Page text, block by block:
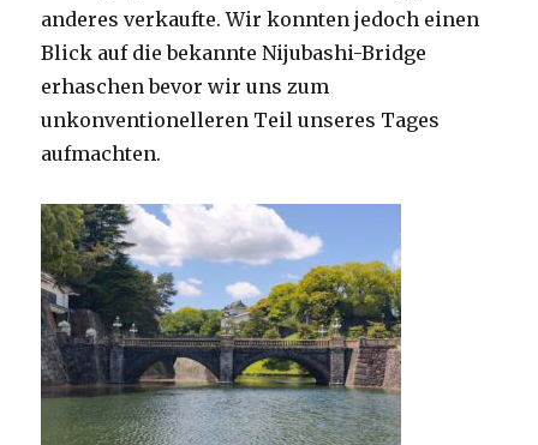
anderes verkaufte. Wir konnten jedoch einen
Blick auf die bekannte Nijubashi-Bridge
erhaschen bevor wir uns zum
unkonventionelleren Teil unseres Tages
aufmachten.